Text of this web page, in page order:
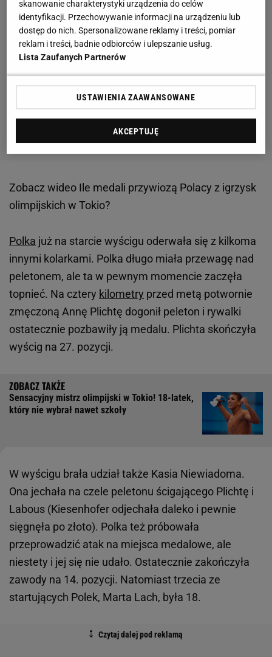
Zobacz wideo Ile medali przywiozą Polacy z igrzysk
olimpijskich w Tokio?
Polka już na starcie wyścigu oderwała się z kilkoma
innymi kolarkami. Polka długo miała przewagę nad
peletonem, ale ta w pewnym momencie zaczęła
topnieć. Na cztery kilometry przed metą potwornie
zmęczoną Annę Plichtę dogonił peleton i rywalki
ostatecznie pozbawiły ją medalu. Plichta skończyła
wyścig na 27. pozycji.
Sensacyjny mistrz olimpijski w Tokio! 18-latek,
który nie wybrał nawet szkoły
W wyścigu brała udział także Kasia Niewiadoma.
Ona jechała na czele peletonu ścigającego Plichtę i
Labous (Kiesenhofer odjechała daleko i pewnie
sięgnęła po złoto). Polka też próbowała
przeprowadzić atak na miejsca medalowe, ale
niestety i jej się nie udało. Ostatecznie zakończyła
zawody na 14. pozycji. Natomiast trzecia ze
startujących Polek, Marta Lach, była 18.
skanowanie charakterystyki urządzenia do celów
identyfikacji. Przechowywanie informacji na urządzeniu lub
dostęp do nich. Spersonalizowane reklamy i treści, pomiar
reklam i treści, badnie odbiorców i ulepszanie usług.
Lista Zaufanych Partnerów
USTAWIENIA ZAAWANSOWANE
AKCEPTUJĘ